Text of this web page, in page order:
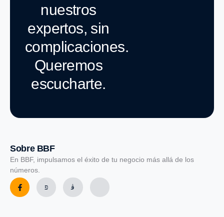
nuestros
expertos, sin
complicaciones.
Queremos
escucharte.
Sobre BBF
En BBF, impulsamos el éxito de tu negocio más allá de los
números.